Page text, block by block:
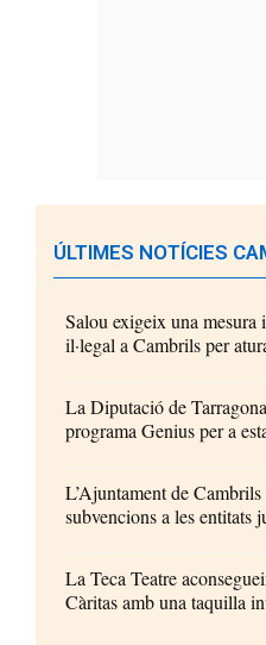
ÚLTIMES NOTÍCIES
Salou exigeix una mesura
il·legal a Cambrils per
La Diputació de
programa Genius per a
L’Ajuntament de
subvencions a les entitats
La Teca Teatre
Càritas amb una taquilla